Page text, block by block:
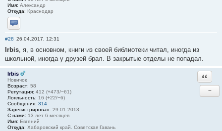
Имя: Александр
Откуда: Краснодар
Отправить личное сообщение
#28 26.04.2017, 12:31
Irbis, я, в основном, книги из своей библиотеки читал, иногда из
школьной, иногда у друзей брал. В закрытые отделы не попадал.
Irbis
Новичок
Возраст: 58
Репутация: 412 (+473/−61)
Лояльность: 16 (+22/−6)
Сообщения: 314
Зарегистрирован: 29.01.2013
С нами: 13 лет 6 месяцев
Имя: Евгений
Откуда: Хабаровский край. Советская Гавань
−